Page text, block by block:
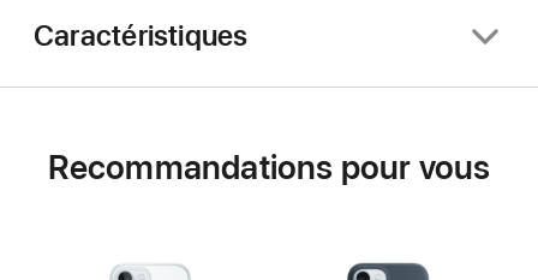
Caractéristiques
Recommandations pour vous